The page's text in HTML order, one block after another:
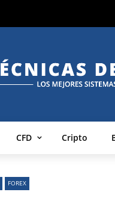
CFD Cripto
FOREX